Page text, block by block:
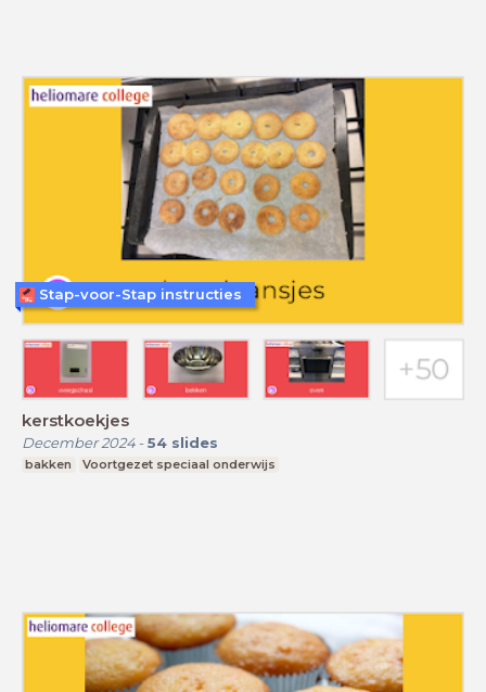
kerstkoekjes
December 2024- 54 slides
bakken Voortgezet speciaal onderwijs
Stap-voor-Stap instructies